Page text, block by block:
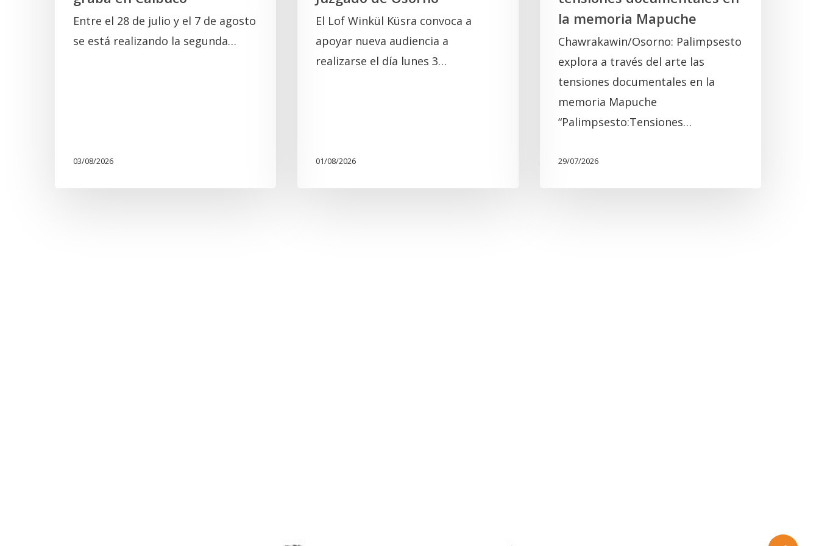
Entre el 28 de julio y el 7 de agosto
se está realizando la segunda…
03/08/2026
El Lof Winkül Küsra convoca a
apoyar nueva audiencia a
realizarse el día lunes 3…
01/08/2026
Mapuche
la memoria Mapuche
Chawrakawin/Osorno: Palimpsesto
explora a través del arte las
tensiones documentales en la
memoria Mapuche
“Palimpsesto:Tensiones…
29/07/2026